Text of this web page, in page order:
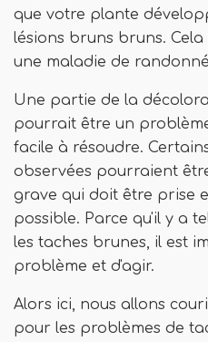
que votre plante
lésions bruns bruns.
une maladie de
Une partie de la
pourrait être un
facile à résoudre.
observées pourraient
grave qui doit être prise
possible. Parce qu'il y a
les taches brunes, il est
problème et d'agir.
Alors ici, nous allons
pour les problèmes de